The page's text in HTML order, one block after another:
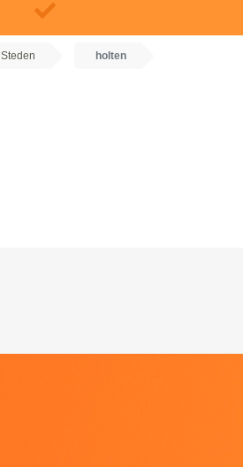
Steden holten